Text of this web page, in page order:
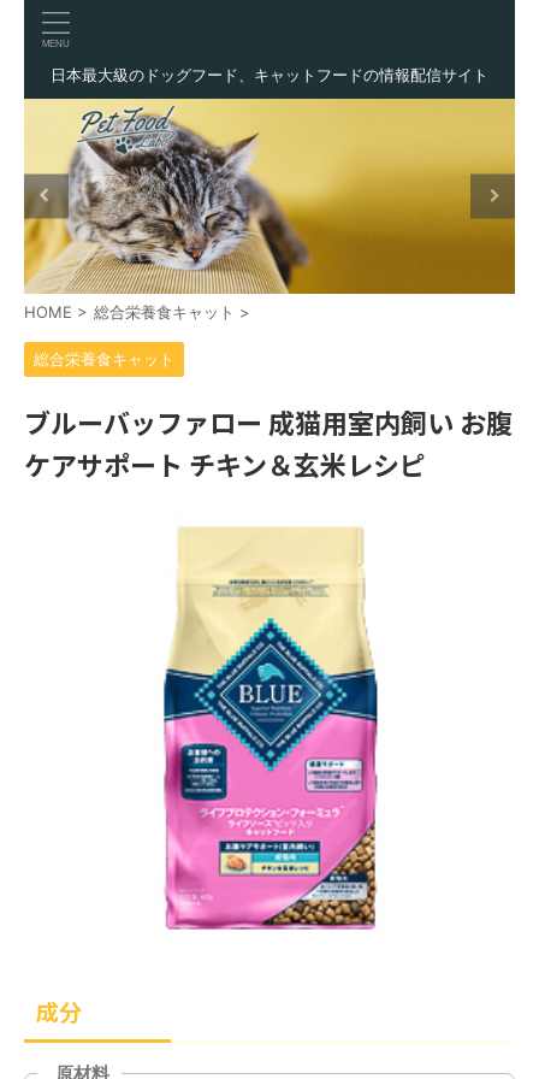
日本最大級のドッグフード、キャットフードの情報配信サイト
HOME > 総合栄養食キャット >
総合栄養食キャット
ブルーバッファロー 成猫用室内飼い お腹
ケアサポート チキン＆玄米レシピ
成分
原材料